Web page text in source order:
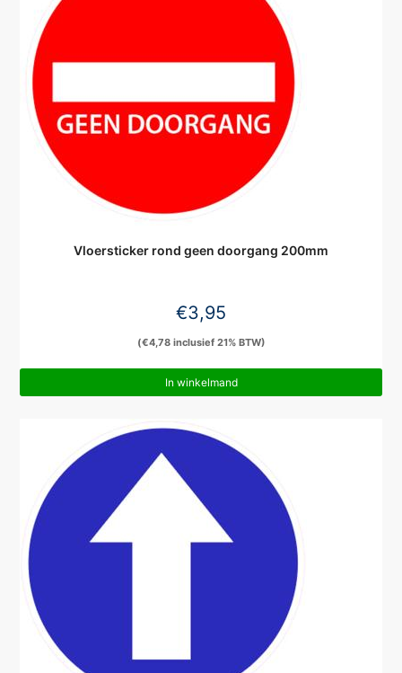
Vloersticker rond geen doorgang 200mm
€3,95
(€4,78inclusief 21% BTW)
In winkelmand